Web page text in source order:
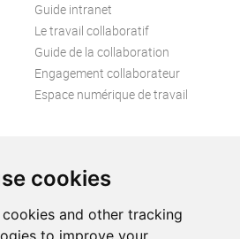
cookies
cookies and other tracking
to improve your
Guide intranet
Le travail collaboratif
Guide de la collaboration
Engagement collaborateur
Espace numérique de travail